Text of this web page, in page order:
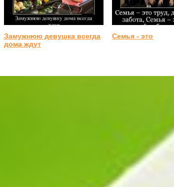
Замужнюю девушка всегда
дома ждут
Семья - это